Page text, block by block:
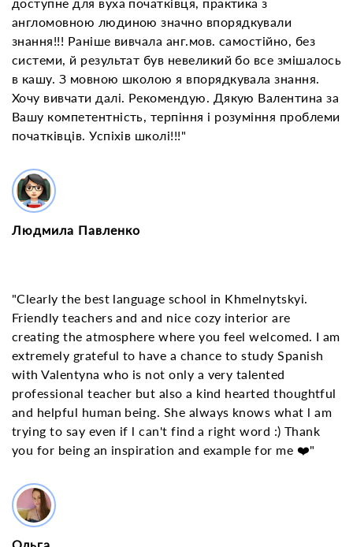
англомовною людиною значно впорядкували
знання!!! Раніше вивчала анг.мов. самостійно, без
системи, й результат був невеликий бо все змішалось
в кашу. З мовною школою я впорядкувала знання.
Хочу вивчати далі. Рекомендую. Дякую Валентина за
Вашу компетентність, терпіння і розуміння проблеми
початківців. Успіхів школі!!!"
Людмила Павленко
"Clearly the best language school in Khmelnytskyi.
Friendly teachers and and nice cozy interior are
creating the atmosphere where you feel welcomed. I am
extremely grateful to have a chance to study Spanish
with Valentyna who is not only a very talented
professional teacher but also a kind hearted thoughtful
and helpful human being. She always knows what l am
trying to say even if l can't find a right word :) Thank
you for being an inspiration and example for me ❤️"